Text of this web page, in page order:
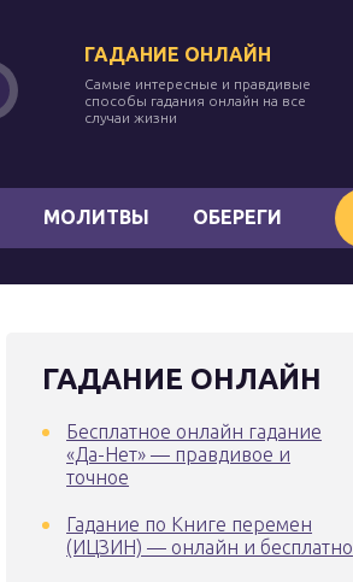
ГАДАНИЕ ОНЛАЙН
Самые интересные и правдивые
способы гадания онлайн на все
случаи жизни
МОЛИТВЫ ОБЕРЕГИ
ГАДАНИЕ ОНЛАЙН
Бесплатное онлайн гадание
«Да-Нет» — правдивое и
точное
Гадание по Книге перемен
(ИЦЗИН) — онлайн и бесплатно